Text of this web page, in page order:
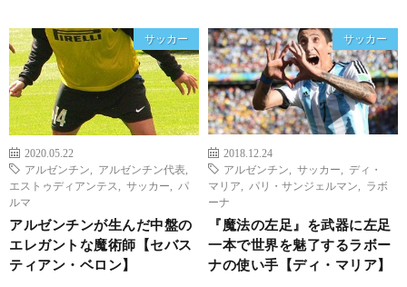
サッカー
2020.05.22
アルゼンチン
アルゼンチン代表
エストゥディアンテス
サッカー
パ
ルマ
アルゼンチンが生んだ中盤の
エレガントな魔術師【セバス
ティアン・ベロン】
サッカー
2018.12.24
アルゼンチン
サッカー
ディ・
マリア
パリ・サンジェルマン
ラボ
ーナ
『魔法の左足』を武器に左足
一本で世界を魅了するラボー
ナの使い手【ディ・マリア】